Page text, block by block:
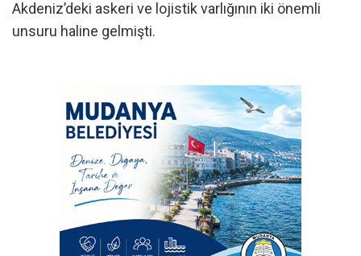
Akdeniz’deki askeri ve lojistik varlığının iki önemli
unsuru haline gelmişti.